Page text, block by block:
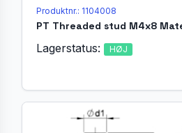
Produktnr.: 1104008
Lagerstatus: HØJ